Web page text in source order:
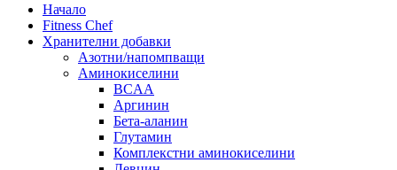
Начало
Fitness Chef
Хранителни добавки
Азотни/напомпващи
Аминокиселини
BCAA
Аргинин
Бета-аланин
Глутамин
Комплекстни аминокиселини